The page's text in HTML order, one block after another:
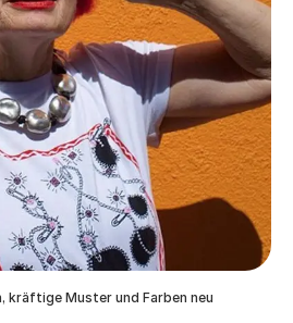
kräftige Muster und Farben neu